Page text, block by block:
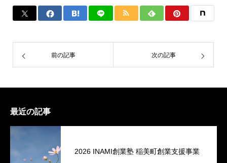
前の記事 次の記事
最近の記事
2026 INAMI創業塾 稲美町創業支援事業